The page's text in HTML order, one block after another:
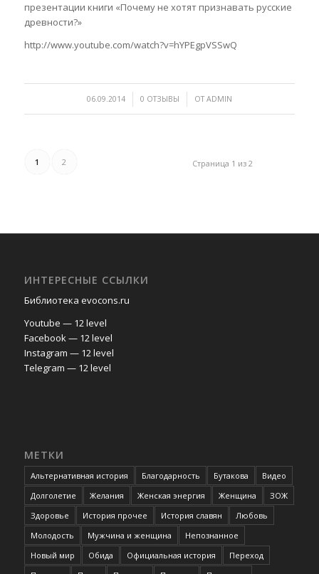
презентации книги «Почему не хотят признавать русские
древности?»
http://www.youtube.com/watch?v=hYPEgpVSSwQ
06.09.2014
/ 0 ОТЗЫВЫ
/ ОТADMIN
Страница 1 из 2
1 2
ИНТЕРЕСНЫЕ ССЫЛКИ
Библиотека evocons.ru
Youtube — 12 level
Facebook — 12 level
Instagram — 12 level
Telegram — 12 level
МЕТКИ
Альтернативная история Благодарность Бутакова
Видео
Долголетие
Желания Женская энергия Женщина
ЗОЖ
Здоровье
История прочее История славян
Любовь
Молодость
Мужчина и женщина
Непознанное
Новый мир
Обида Официальная история
Переход